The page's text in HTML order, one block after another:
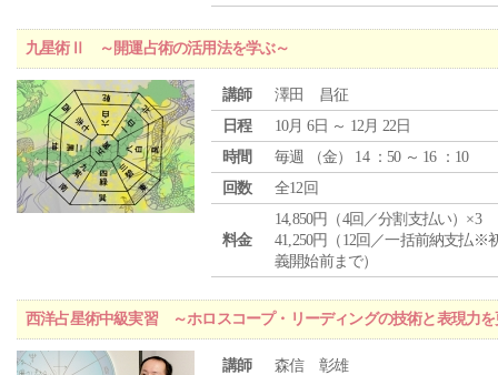
九星術Ⅱ ～開運占術の活用法を学ぶ～
講師
澤田 昌征
日程
10月 6日 ～ 12月 22日
時間
毎週 （金） 14 ：50 ～ 16 ：10
回数
全12回
料金
14,850円（4回／分割支払い）×3
41,250円（12回／一括前納支払※
義開始前まで）
西洋占星術中級実習 ～ホロスコープ・リーディングの技術と表現力
講師
森信 彰雄